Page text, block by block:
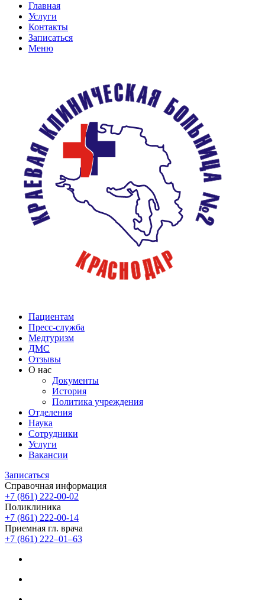
Главная
Услуги
Контакты
Записаться
Меню
Пациентам
Пресс-служба
Медтуризм
ДМС
Отзывы
О нас
Документы
История
Политика учреждения
Отделения
Наука
Сотрудники
Услуги
Вакансии
Записаться
Справочная информация
+7 (861) 222-00-02
Поликлиника
+7 (861) 222-00-14
Приемная гл. врача
+7 (861) 222‒01‒63